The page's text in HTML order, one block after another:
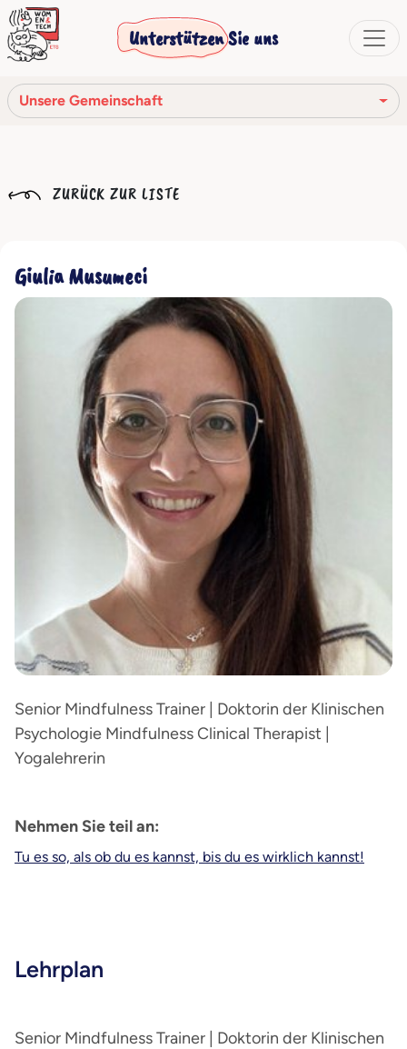
Unterstützen Sie uns
Unsere Gemeinschaft
Unsere Geschichte
Unser Netzwerk
Unsere Gemeinschaft
ZURÜCK ZUR LISTE
Giulia Musumeci
Senior Mindfulness Trainer | Doktorin der Klinischen
Psychologie Mindfulness Clinical Therapist |
Yogalehrerin
Nehmen Sie teil an:
Tu es so, als ob du es kannst, bis du es wirklich kannst!
Lehrplan
Senior Mindfulness Trainer | Doktorin der Klinischen